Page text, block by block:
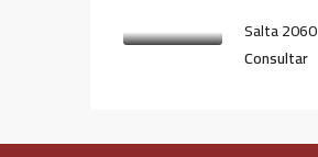
Salta 2060
Consultar